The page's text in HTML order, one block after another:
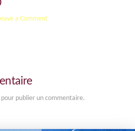
a Comment
publier un commentaire.